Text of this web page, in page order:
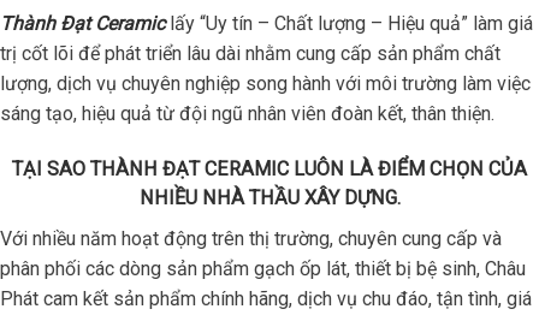
Thành Đạt Ceramiclấy “Uy tín – Chất lượng – Hiệu quả” làm giá
trị cốt lõi để phát triển lâu dài nhằm cung cấp sản phẩm chất
lượng, dịch vụ chuyên nghiệp song hành với môi trường làm việc
sáng tạo, hiệu quả từ đội ngũ nhân viên đoàn kết, thân thiện.
TẠI SAO THÀNH ĐẠT CERAMIC LUÔN LÀ ĐIỂM CHỌN CỦA
NHIỀU NHÀ THẦU XÂY DỰNG.
Với nhiều năm hoạt động trên thị trường, chuyên cung cấp và
phân phối các dòng sản phẩm gạch ốp lát, thiết bị bệ sinh, Châu
Phát cam kết sản phẩm chính hãng, dịch vụ chu đáo, tận tình, giá